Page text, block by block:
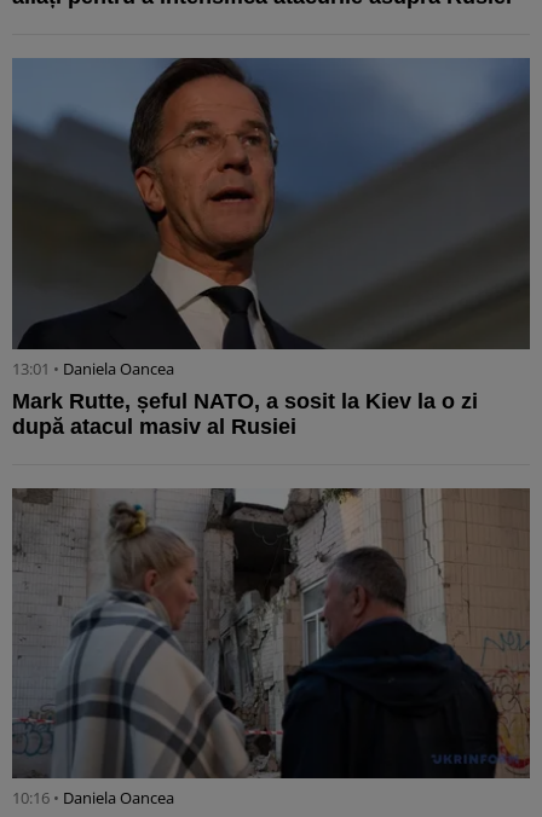
13:01 • Daniela Oancea
Mark Rutte, șeful NATO, a sosit la Kiev la o zi
după atacul masiv al Rusiei
10:16 • Daniela Oancea